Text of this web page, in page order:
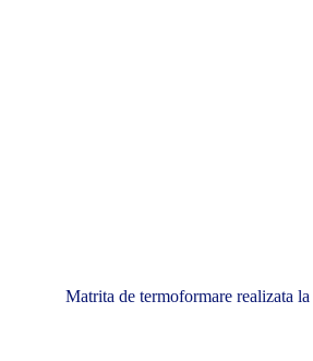
Matrita de termoformare realizata la